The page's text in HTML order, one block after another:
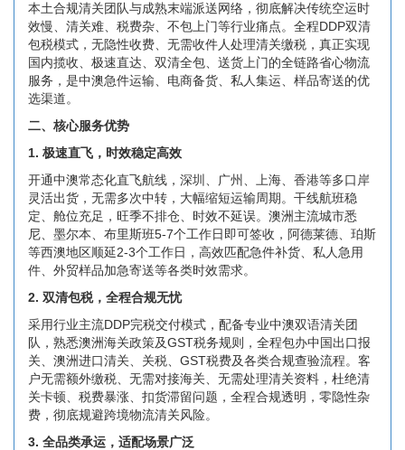
本土合规清关团队与成熟末端派送网络，彻底解决传统空运时
效慢、清关难、税费杂、不包上门等行业痛点。全程DDP双清
包税模式，无隐性收费、无需收件人处理清关缴税，真正实现
国内揽收、极速直达、双清全包、送货上门的全链路省心物流
服务，是中澳急件运输、电商备货、私人集运、样品寄送的优
选渠道。
二、核心服务优势
1. 极速直飞，时效稳定高效
开通中澳常态化直飞航线，深圳、广州、上海、香港等多口岸
灵活出货，无需多次中转，大幅缩短运输周期。干线航班稳
定、舱位充足，旺季不排仓、时效不延误。澳洲主流城市悉
尼、墨尔本、布里斯班5-7个工作日即可签收，阿德莱德、珀斯
等西澳地区顺延2-3个工作日，高效匹配急件补货、私人急用
件、外贸样品加急寄送等各类时效需求。
2. 双清包税，全程合规无忧
采用行业主流DDP完税交付模式，配备专业中澳双语清关团
队，熟悉澳洲海关政策及GST税务规则，全程包办中国出口报
关、澳洲进口清关、关税、GST税费及各类合规查验流程。客
户无需额外缴税、无需对接海关、无需处理清关资料，杜绝清
关卡顿、税费暴涨、扣货滞留问题，全程合规透明，零隐性杂
费，彻底规避跨境物流清关风险。
3. 全品类承运，适配场景广泛